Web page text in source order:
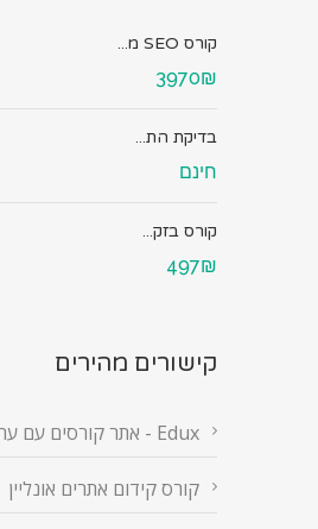
קורס SEO מ...
3970₪
בדיקת הת...
חינם
קורס בזק...
497₪
קישורים מהירים
Edux - אתר קורסים עם ערך
קורס קידום אתרים אונליין